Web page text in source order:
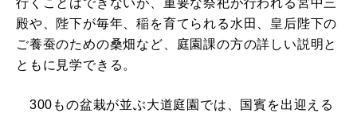
殿や、陛下が毎年、稲を育てられる水田、皇后陛下の
ご養蚕のための桑畑など、庭園課の方の詳しい説明と
ともに見学できる。
300もの盆栽が並ぶ大道庭園では、国賓を出迎える